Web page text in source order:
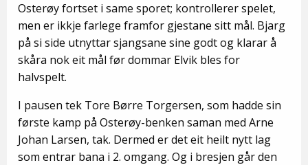
Osterøy fortset i same sporet; kontrollerer spelet,
men er ikkje farlege framfor gjestane sitt mål. Bjarg
på si side utnyttar sjangsane sine godt og klarar å
skåra nok eit mål før dommar Elvik bles for
halvspelt.
I pausen tek Tore Børre Torgersen, som hadde sin
første kamp på Osterøy-benken saman med Arne
Johan Larsen, tak. Dermed er det eit heilt nytt lag
som entrar bana i 2. omgang. Og i bresjen går den